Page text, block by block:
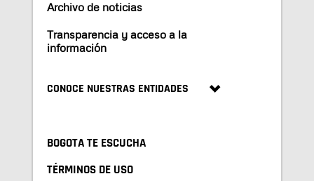
Archivo de noticias
Transparencia y acceso a la
información
CONOCE NUESTRAS ENTIDADES
BOGOTA TE ESCUCHA
TÉRMINOS DE USO